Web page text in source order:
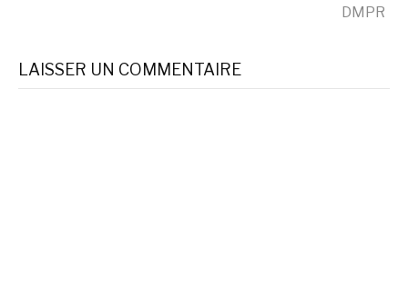
suite
DMPR
LAISSER UN COMMENTAIRE